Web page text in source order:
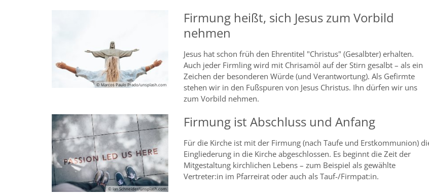
© Marcos Paulo Prado/unsplash.com
Firmung heißt, sich Jesus zum Vorbild
nehmen
Jesus hat schon früh den Ehrentitel "Christus" (Gesalbter) erhalten.
Auch jeder Firmling wird mit Chrisamöl auf der Stirn gesalbt – als ein
Zeichen der besonderen Würde (und Verantwortung). Als Gefirmte
stehen wir in den Fußspuren von Jesus Christus. Ihn dürfen wir uns
zum Vorbild nehmen.
© Ian Schneider/unsplash.com
Firmung ist Abschluss und Anfang
Für die Kirche ist mit der Firmung (nach Taufe und Erstkommunion)
Eingliederung in die Kirche abgeschlossen. Es beginnt die Zeit der
Mitgestaltung kirchlichen Lebens – zum Beispiel als gewählte
Vertreter:in im Pfarreirat oder auch als Tauf-/Firmpat:in.